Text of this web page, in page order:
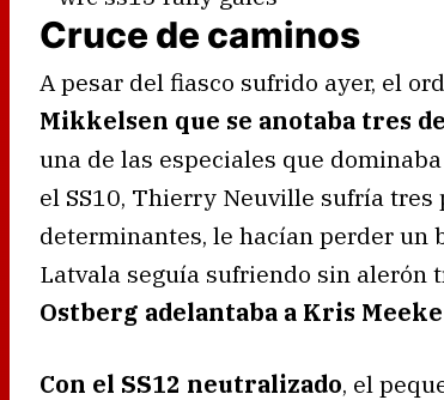
Cruce de caminos
A pesar del fiasco sufrido ayer, el
Mikkelsen que se anotaba tres
una de las especiales que
el SS10, Thierry Neuville sufría
determinantes, le hacían perder un
Latvala seguía sufriendo sin alerón
Ostberg adelantaba a Kris Meeke
Con el SS12 neutralizado, el